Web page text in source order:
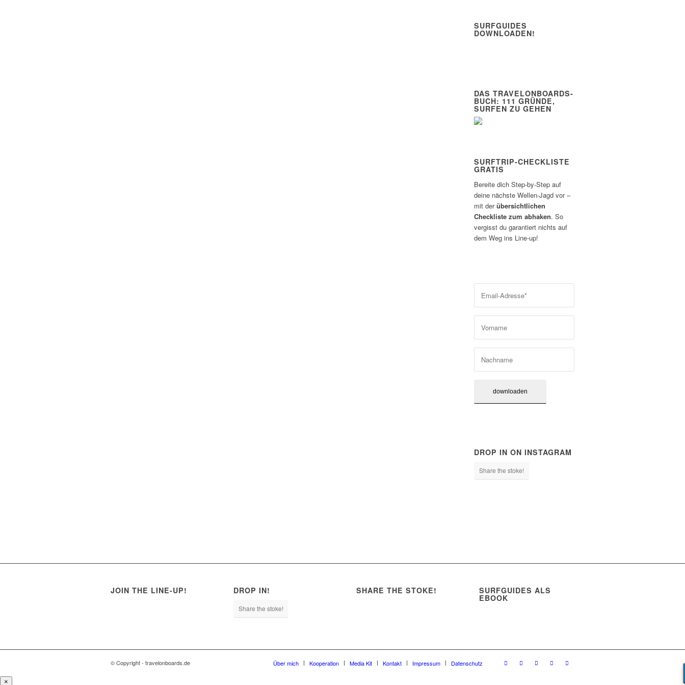
SURFGUIDES
DOWNLOADEN!
DAS TRAVELONBOARDS-
BUCH: 111 GRÜNDE,
SURFEN ZU GEHEN
SURFTRIP-CHECKLISTE
GRATIS
Bereite dich Step-by-Step auf
deine nächste Wellen-Jagd vor –
mit derübersichtlichen
Checkliste zum abhaken. So
vergisst du garantiert nichts auf
dem Weg ins Line-up!
DROP IN ON INSTAGRAM
Share the stoke!
JOIN THE LINE-UP! DROP IN!
Share the stoke!
SHARE THE STOKE! SURFGUIDES ALS
EBOOK
© Copyright - travelonboards.de Über mich Kooperation Media Kit Kontakt Impressum Datenschutz
×